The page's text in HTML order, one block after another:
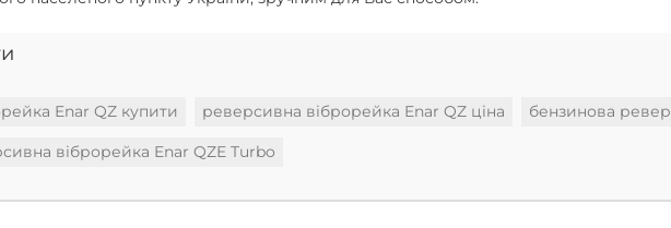
Enar QZ купити реверсивна віброрейка Enar QZ ціна бензинова
віброрейка Enar QZE Turbo